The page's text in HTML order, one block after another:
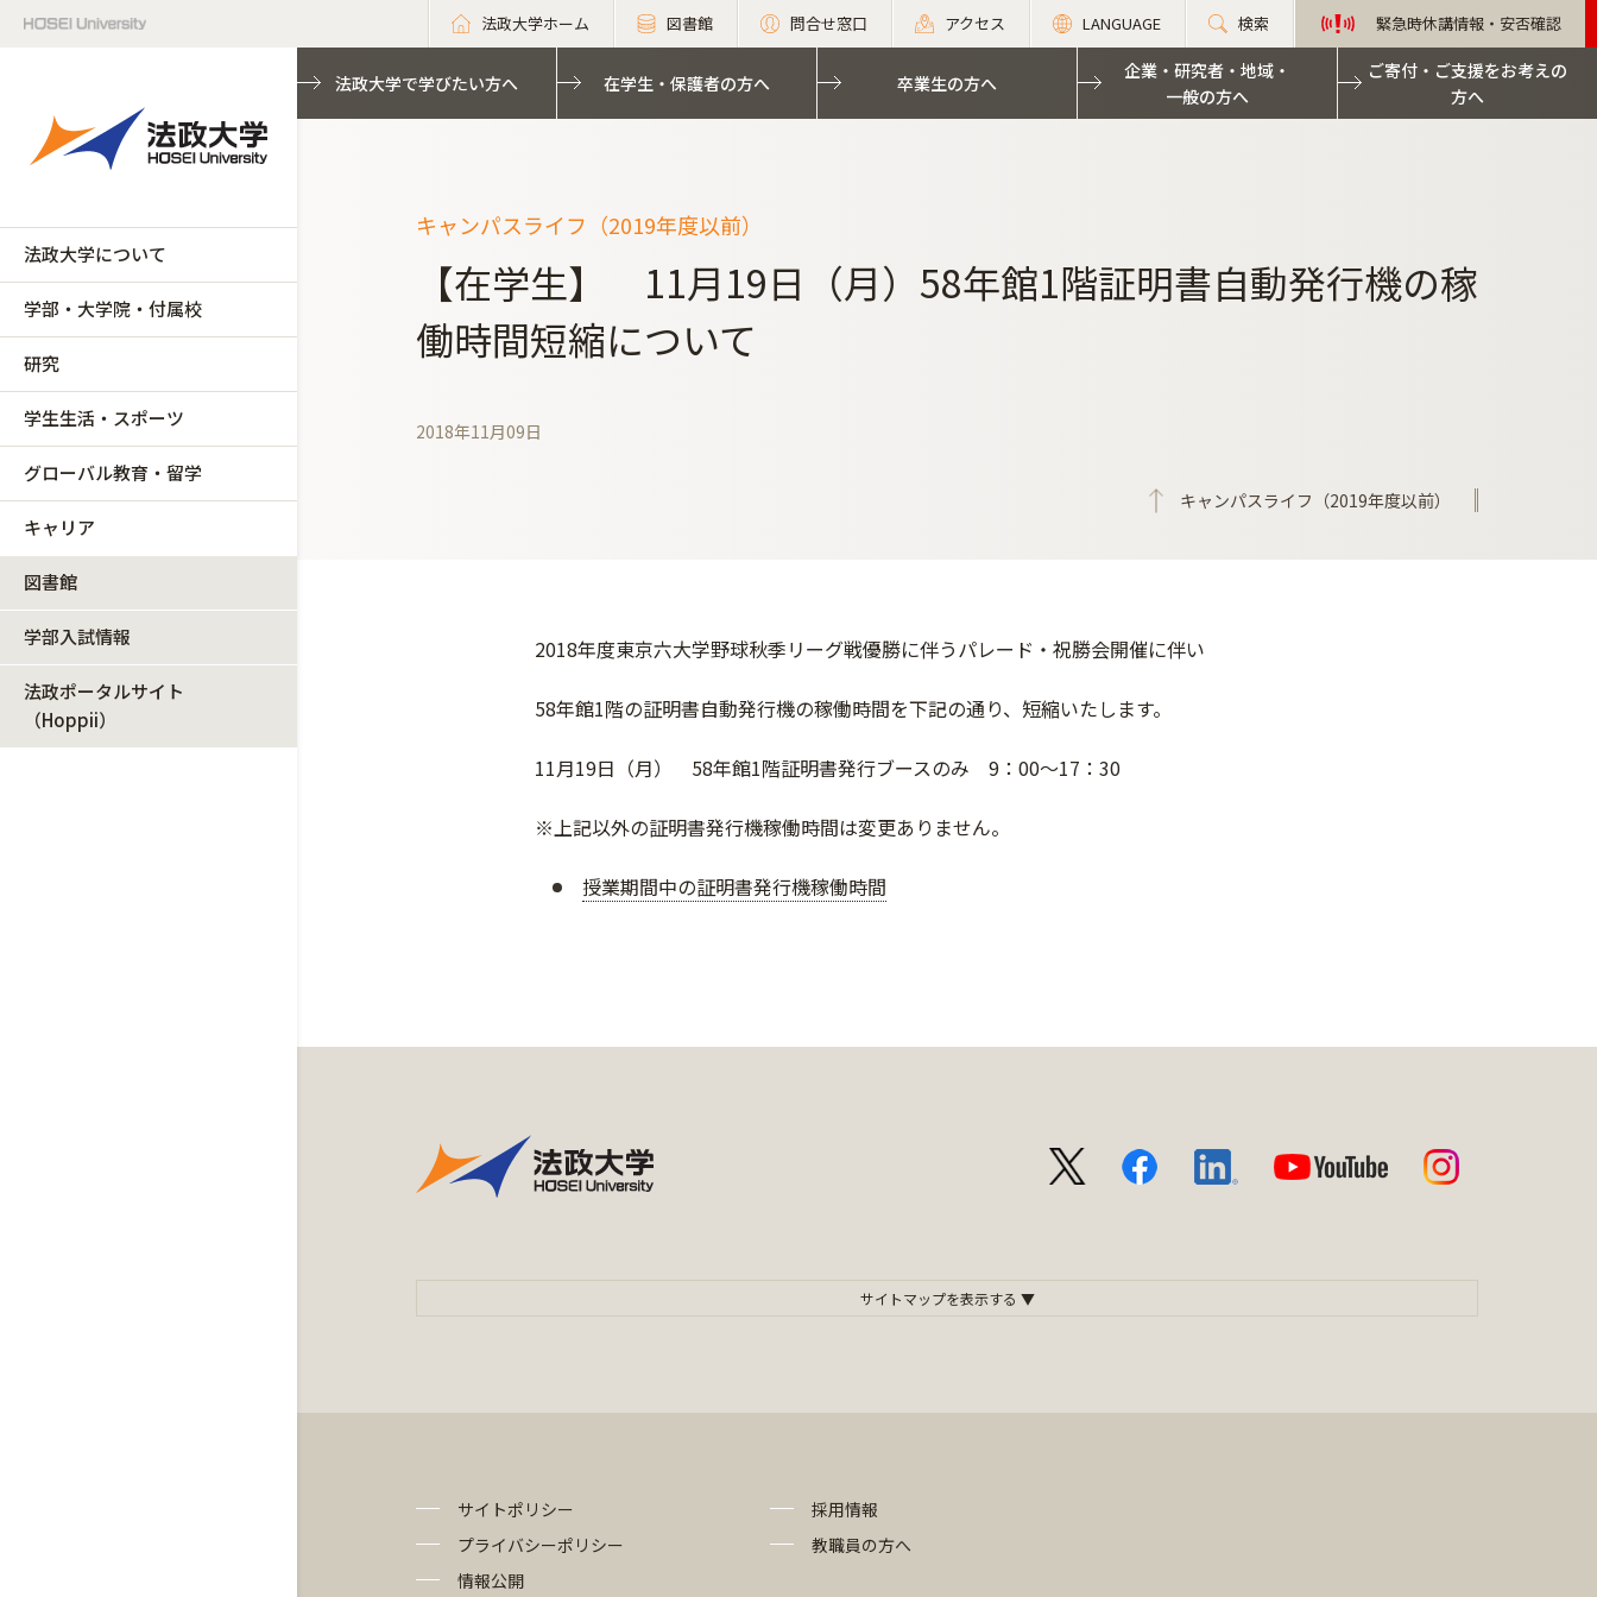
法政大学ホーム 図書館 問合せ窓口 アクセス LANGUAGE 検索 緊急時休講情報・安否確認
法政大学について
学部・大学院・付属校
研究
学生生活・スポーツ
グローバル教育・留学
キャリア
図書館
学部入試情報
法政ポータルサイト
（Hoppii）
法政大学で学びたい方へ 在学生・保護者の方へ 卒業生の方へ
企業・研究者・地域・
一般の方へ
ご寄付・ご支援をお考えの
方へ
キャンパスライフ（2019年度以前）
【在学生】 11月19日（月）58年館1階証明書自動発行機の稼
働時間短縮について
2018年11月09日
キャンパスライフ（2019年度以前）
2018年度東京六大学野球秋季リーグ戦優勝に伴うパレード・祝勝会開催に伴い
58年館1階の証明書自動発行機の稼働時間を下記の通り、短縮いたします。
11月19日（月） 58年館1階証明書発行ブースのみ 9：00～17：30
※上記以外の証明書発行機稼働時間は変更ありません。
授業期間中の証明書発行機稼働時間
サイトポリシー
プライバシーポリシー
情報公開
採用情報
教職員の方へ